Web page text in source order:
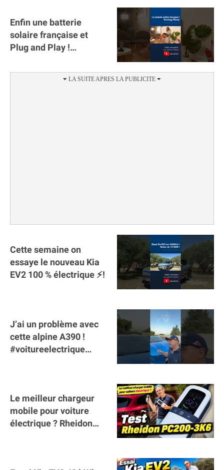
Enfin une batterie
solaire française et
Plug and Play !
#batterie @gosunology
Cette semaine on
essaye le nouveau Kia
EV2 100 % électrique ⚡️!
J’ai un problème avec
cette alpine A390 !
#voitureelectrique
Le meilleur chargeur
mobile pour voiture
électrique ? Rheidon